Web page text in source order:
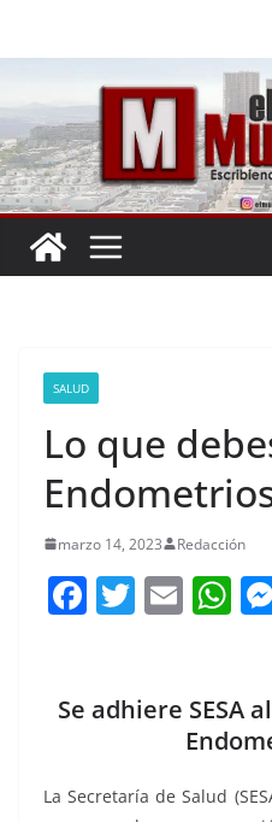
SALUD
Lo que
marzo 14, 2023 Redacción
F
e
o
T
er
E
l
W
s
A
p
Se adhiere SESA
La Secretaría de Salud